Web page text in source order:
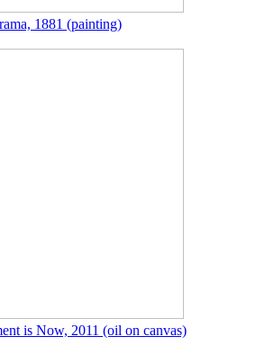
1881 (painting)
is Now, 2011 (oil on canvas)